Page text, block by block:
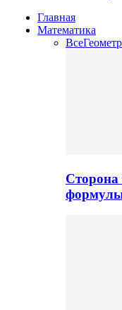
Главная
Математика
Все
Сторона